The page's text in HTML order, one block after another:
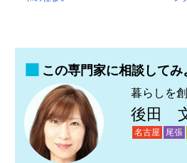
この専門家に相談してみ
暮らしを
後田
名古屋 尾張